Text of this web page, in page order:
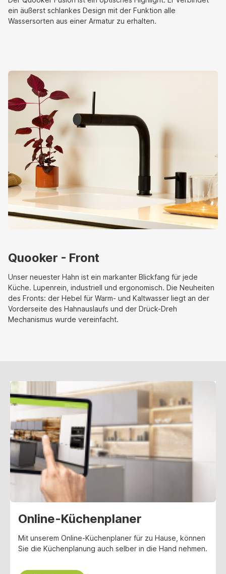
ein äußerst schlankes Design mit der Funktion alle
Wassersorten aus einer Armatur zu erhalten.
Quooker - Front
Unser neuester Hahn ist ein markanter Blickfang für jede
Küche. Lupenrein, industriell und ergonomisch. Die Neuheiten
des Fronts: der Hebel für Warm- und Kaltwasser liegt an der
Vorderseite des Hahnauslaufs und der Drück-Dreh
Mechanismus wurde vereinfacht.
Online-Küchenplaner
Mit unserem Online-Küchenplaner für zu Hause, können
Sie die Küchenplanung auch selber in die Hand nehmen.